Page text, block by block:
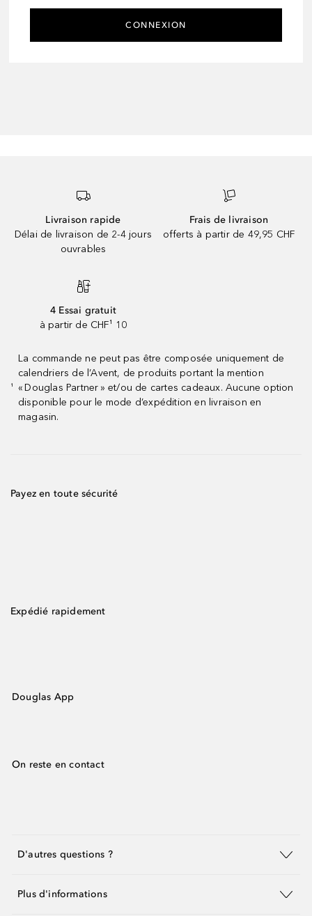
CONNEXION
Livraison rapide
Délai de livraison de 2-4 jours
ouvrables
Frais de livraison
offerts à partir de 49,95 CHF
4 Essai gratuit
à partir de CHF¹ 10
¹
La commande ne peut pas être composée uniquement de
calendriers de l’Avent, de produits portant la mention
« Douglas Partner » et/ou de cartes cadeaux. Aucune option
disponible pour le mode d’expédition en livraison en
magasin.
Payez en toute sécurité
Expédié rapidement
Douglas App
On reste en contact
D'autres questions ?
Plus d'informations